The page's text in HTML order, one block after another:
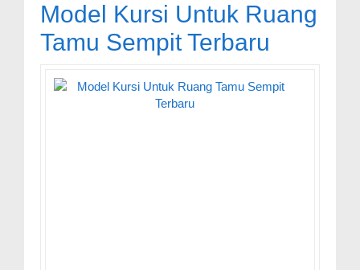
Model Kursi Untuk Ruang
Tamu Sempit Terbaru